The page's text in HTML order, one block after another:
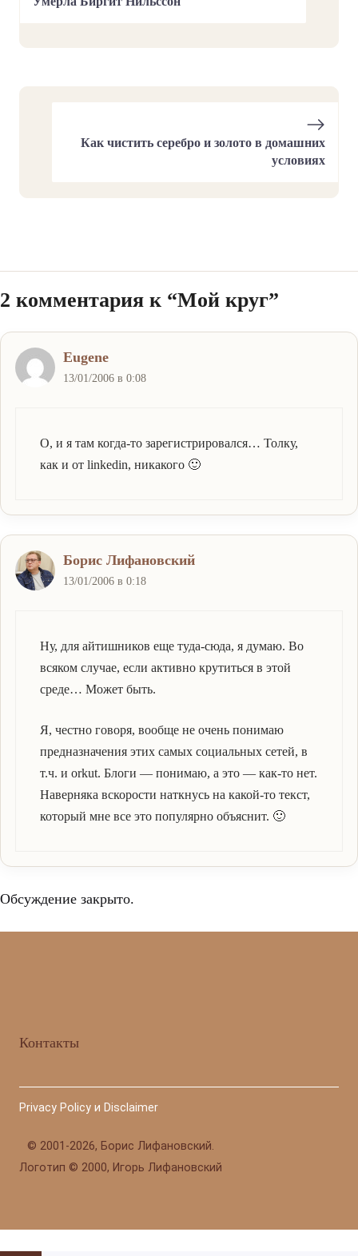
Как чистить серебро и золото в домашних
условиях
2 комментария к “Мой круг”
Eugene
13/01/2006 в 0:08
О, и я там когда-то зарегистрировался… Толку,
как и от linkedin, никакого 🙂
Борис Лифановский
13/01/2006 в 0:18
Ну, для айтишников еще туда-сюда, я думаю. Во
всяком случае, если активно крутиться в этой
среде… Может быть.
Я, честно говоря, вообще не очень понимаю
предназначения этих самых социальных сетей, в
т.ч. и orkut. Блоги — понимаю, а это — как-то нет.
Наверняка вскорости наткнусь на какой-то текст,
который мне все это популярно объяснит. 🙂
Обсуждение закрыто.
Контакты
© 2001-2026, Борис Лифановский.
Логотип © 2000, Игорь Лифановский
Privacy Policy и Disclaimer